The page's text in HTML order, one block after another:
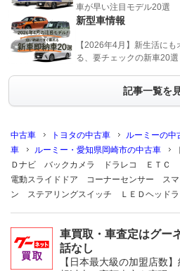
車が早い注目モデル20選
新型車情報
【2026年4月】新生活に
る、要チェックの新車20選
記事一覧を
中古車 トヨタの中古車 ルーミーの中
車
ルーミー・愛知県岡崎市の中古車
Ｄナビ バックカメラ ドラレコ ＥＴＣ
電動スライドドア コーナーセンサー ス
ン ステアリングスイッチ ＬＥＤヘッドラ
車買取・車査定はグ
話なし
【日本最大級の加盟店数